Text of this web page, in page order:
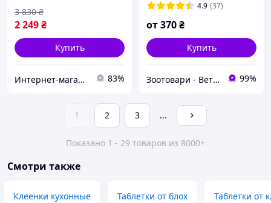
2 249₴
3 830 ₴
Купить
Интернет-магазин "Вип-фейерверк" 83%
4.9 (37)
от370₴
Купить
Зоотовари - Ветаптека 99%
1 2 3 ...
Показано 1 - 29 товаров из 8000+
Смотри также
Клеенки кухонные Таблетки от блох Таблетки от